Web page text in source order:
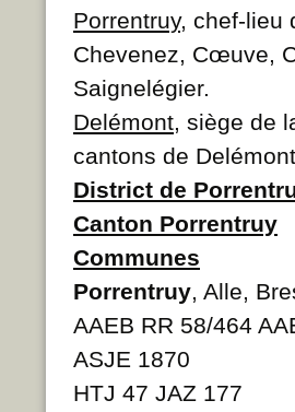
Porrentruy, chef-lieu
Chevenez, Cœuve,
Saignelégier.
Delémont , siège de
cantons de
District de
Canton Porrentruy
Communes
Porrentruy , Alle,
AAEB RR 58/464
ASJE 1870
HTJ 47 JAZ 177